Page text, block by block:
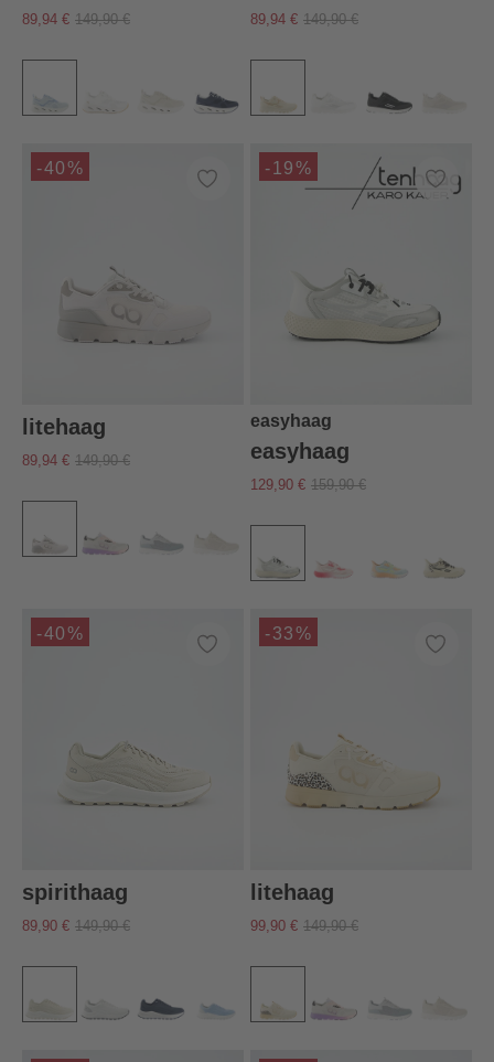
89,94 € 149,90 € 89,94 € 149,90 €
-40%
litehaag
89,94 € 149,90 €
-19%
easyhaag
easyhaag
129,90 € 159,90 €
-40%
spirithaag
89,90 € 149,90 €
-33%
litehaag
99,90 € 149,90 €